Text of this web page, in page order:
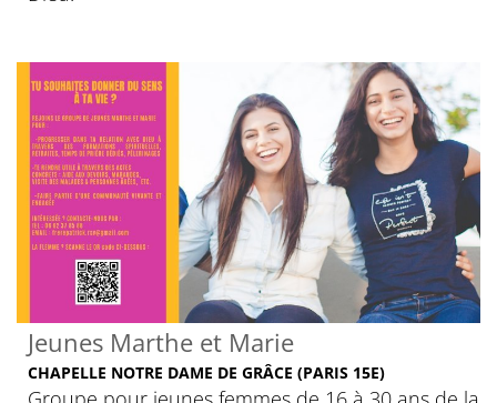
Jeunes Marthe et Marie
CHAPELLE NOTRE DAME DE GRÂCE (PARIS 15E)